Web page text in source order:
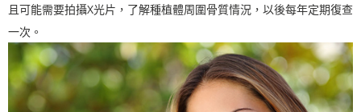
且可能需要拍攝X光片，了解種植體周圍骨質情況，以後每年定期復查
一次。